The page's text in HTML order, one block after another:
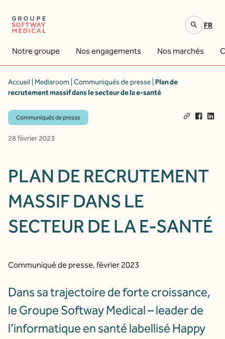
FR
Notre groupe Nos engagements Nos marchés
Accueil Mediaroom Communiqués de presse Plan de
recrutement massif dans le secteur de la e-santé
Communiqués de presse
28 février 2023
PLAN DE RECRUTEMENT
MASSIF DANS LE
SECTEUR DE LA E-SANTÉ
Communiqué de presse, février 2023
Dans sa trajectoire de forte croissance,
le Groupe Softway Medical – leader de
l’informatique en santé labellisé Happy